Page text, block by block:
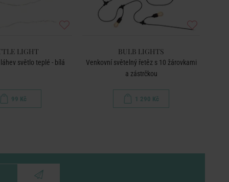
LIGHT
světlo teplé - bílá
99 Kč
BULB LIGHTS
Venkovní světelný řetěz s 10 žárovkami
a zástrčkou
1 290 Kč